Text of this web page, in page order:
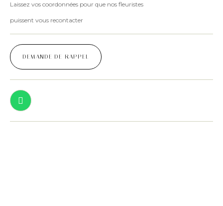
Laissez vos coordonnées pour que nos fleuristes
puissent vous recontacter
DEMANDE DE RAPPEL